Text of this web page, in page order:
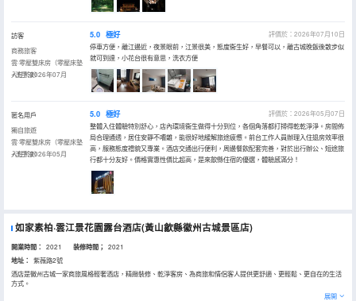
訪客
商務旅客
雲·零壓雙床房（零壓床墊
+洗手液）
入住於2026年07月
5.0 極好
評價於：2026年07月10日
停車方便，離江邊近，夜景眼前，江景很美，態度衞生好，早餐可以，離古城晚飯後散步似
就可到達，小花台很有意思，洗衣方便
匿名用戶
獨自旅遊
雲·零壓雙床房（零壓床墊
+洗手液）
入住於2026年05月
5.0 極好
評價於：2026年05月07日
整體入住體驗特別舒心，店內環境衞生做得十分到位，各個角落都打掃得乾乾淨淨。房間佈
局合理通透，居住安靜不嘈雜，能很好地緩解旅途疲憊。前台工作人員辦理入住退房效率很
高，服務態度禮貌又專業。酒店交通出行便利，周邊餐飲配套完善，對於出行辦公、短途旅
行都十分友好。價格實惠性價比超高，是來歙縣住宿的優選，體驗感滿分！
如家素柏·雲江景花園露台酒店(黃山歙縣徽州古城景區店)
開業時間： 2021 装修時間； 2021
地址：
紫薇路2號
酒店是徽州古城一家商旅風格輕奢酒店，精緻裝修、乾淨客房、為商旅和情侶客人提供更舒適、更輕鬆、更自在的生活
方式。
酒店位於四大文化古城歙縣黃山中路，距離歙縣北站約10公里，距離歙縣火車站約1.8公里，緊鄰歙縣第二人民醫院約
展開